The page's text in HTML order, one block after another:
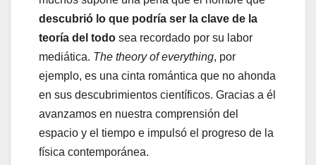
descubrió lo que podría ser la clave de la
teoría del todo sea recordado por su labor
mediática. The theory of everything, por
ejemplo, es una cinta romántica que no ahonda
en sus descubrimientos científicos. Gracias a él
avanzamos en nuestra comprensión del
espacio y el tiempo e impulsó el progreso de la
física contemporánea.